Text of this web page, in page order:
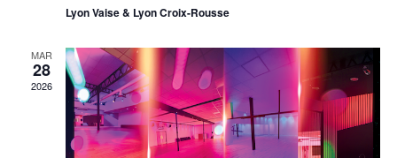
Lyon Vaise & Lyon Croix-Rousse
MAR
28
2026